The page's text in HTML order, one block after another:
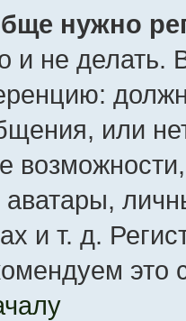
нужно
и не делать.
или
аватары,
и т. д.
это